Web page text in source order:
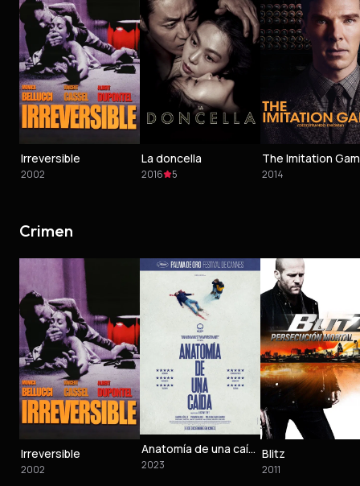
Irreversible
2002
La doncella
2016 5 2014
Crimen
Irreversible
2002
Anatomía de una caída
2023
Blitz
2011